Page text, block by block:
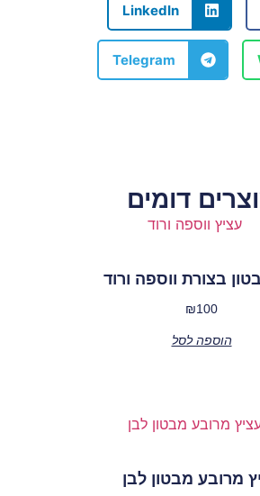
LinkedIn
Telegram
דומים
בצורת ווספה ורוד
₪100
הוספה לסל
מרובע מבטון לבן